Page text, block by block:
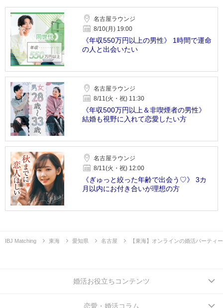
名古屋ラウンジ
8/10(月) 19:00
《年収550万円以上の男性》 1時間で運命
の人と出会いたい
名古屋ラウンジ
8/11(火・祝) 11:30
《年収500万円以上＆非喫煙者の男性》
結婚も視野に入れて恋愛したい方
名古屋ラウンジ
8/11(火・祝) 12:00
《ぎゅっと絞った年齢で出会う♡》 3カ
月以内にお付き合いが理想の方
IBJ Matching 東海 愛知県 名古屋 【東海】オンラインの婚活パーティー
婚活お役立ちコンテンツ
恋愛・婚活コラム